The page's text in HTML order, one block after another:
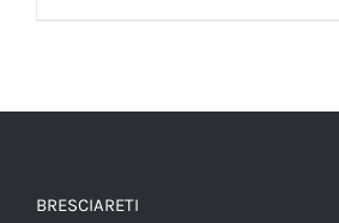
BRESCIARETI